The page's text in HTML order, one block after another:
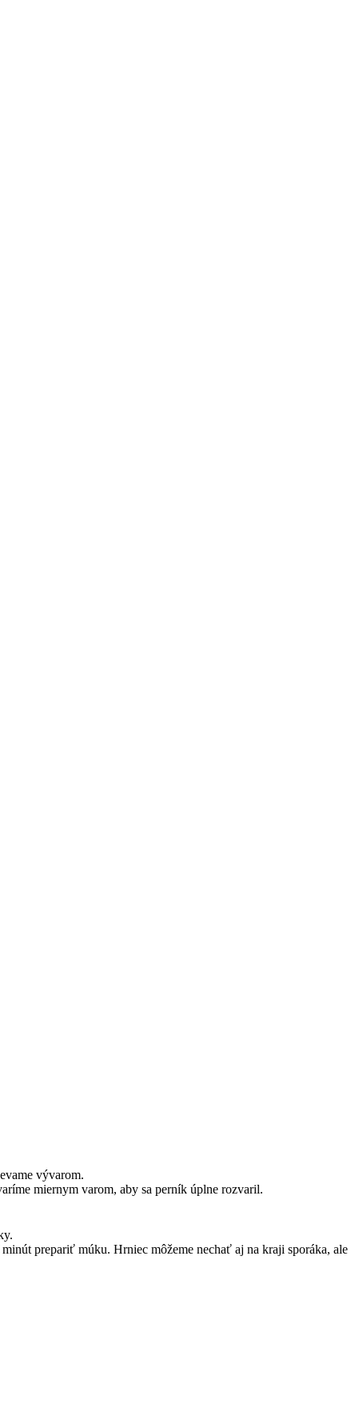
vývarom.
miernym varom, aby sa perník úplne rozvaril.
prepariť múku. Hrniec môžeme nechať aj na kraji sporáka, ale